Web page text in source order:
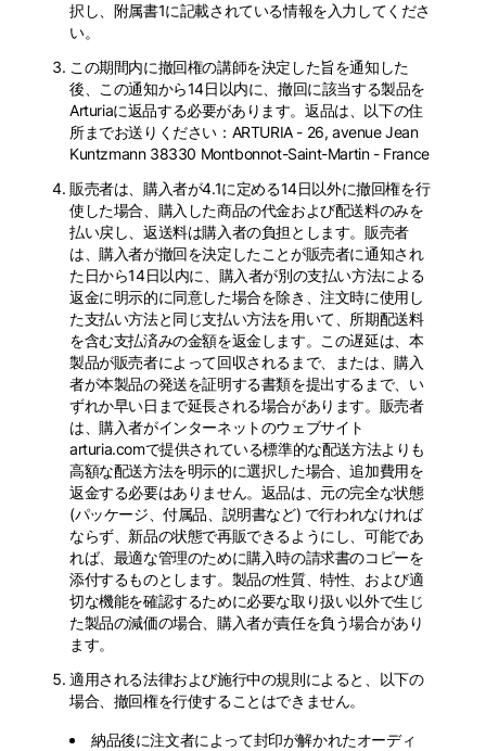
択し、附属書1に記載されている情報を入力してくださ
い。
この期間内に撤回権の講師を決定した旨を通知した
後、この通知から14日以内に、撤回に該当する製品を
Arturiaに返品する必要があります。返品は、以下の住
所までお送りください：ARTURIA - 26, avenue Jean
Kuntzmann 38330 Montbonnot-Saint-Martin - France
販売者は、購入者が4.1に定める14日以外に撤回権を行
使した場合、購入した商品の代金および配送料のみを
払い戻し、返送料は購入者の負担とします。販売者
は、購入者が撤回を決定したことが販売者に通知され
た日から14日以内に、購入者が別の支払い方法による
返金に明示的に同意した場合を除き、注文時に使用し
た支払い方法と同じ支払い方法を用いて、所期配送料
を含む支払済みの金額を返金します。この遅延は、本
製品が販売者によって回収されるまで、または、購入
者が本製品の発送を証明する書類を提出するまで、い
ずれか早い日まで延長される場合があります。販売者
は、購入者がインターネットのウェブサイト
arturia.comで提供されている標準的な配送方法よりも
高額な配送方法を明示的に選択した場合、追加費用を
返金する必要はありません。返品は、元の完全な状態
(パッケージ、付属品、説明書など) で行われなければ
ならず、新品の状態で再販できるようにし、可能であ
れば、最適な管理のために購入時の請求書のコピーを
添付するものとします。製品の性質、特性、および適
切な機能を確認するために必要な取り扱い以外で生じ
た製品の減価の場合、購入者が責任を負う場合があり
ます。
適用される法律および施行中の規則によると、以下の
場合、撤回権を行使することはできません。
納品後に注文者によって封印が解かれたオーディ